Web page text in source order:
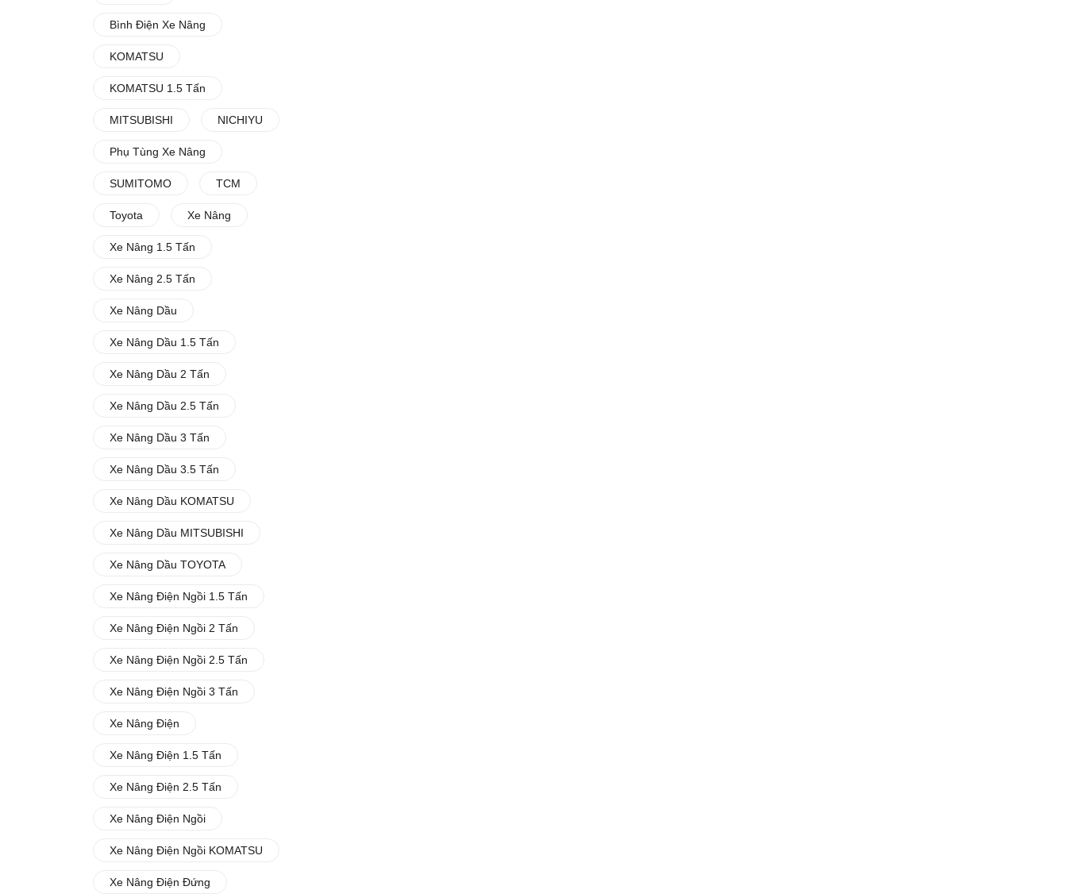
Bình Điện Xe Nâng
KOMATSU
KOMATSU 1.5 Tấn
MITSUBISHI NICHIYU
Phụ Tùng Xe Nâng
SUMITOMO TCM
Toyota Xe Nâng
Xe Nâng 1.5 Tấn
Xe Nâng 2.5 Tấn
Xe Nâng Dầu
Xe Nâng Dầu 1.5 Tấn
Xe Nâng Dầu 2 Tấn
Xe Nâng Dầu 2.5 Tấn
Xe Nâng Dầu 3 Tấn
Xe Nâng Dầu 3.5 Tấn
Xe Nâng Dầu KOMATSU
Xe Nâng Dầu MITSUBISHI
Xe Nâng Dầu TOYOTA
Xe Nâng Điện Ngồi 1.5 Tấn
Xe Nâng Điện Ngồi 2 Tấn
Xe Nâng Điện Ngồi 2.5 Tấn
Xe Nâng Điện Ngồi 3 Tấn
Xe Nâng Điện
Xe Nâng Điện 1.5 Tấn
Xe Nâng Điện 2.5 Tấn
Xe Nâng Điện Ngồi
Xe Nâng Điện Ngồi KOMATSU
Xe Nâng Điện Đứng